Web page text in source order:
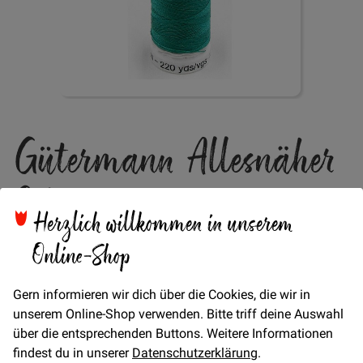
Herzlich willkommen in unserem
Online-Shop
Gern informieren wir dich über die Cookies, die wir in
unserem Online-Shop verwenden. Bitte triff deine Auswahl
über die entsprechenden Buttons. Weitere Informationen
findest du in unsererDatenschutzerklärung.
der
Bildgalerie
springen
Gütermann Allesnäher
Col. 189
Verfügbarkeit Auf Lager
4,95 €
Menge